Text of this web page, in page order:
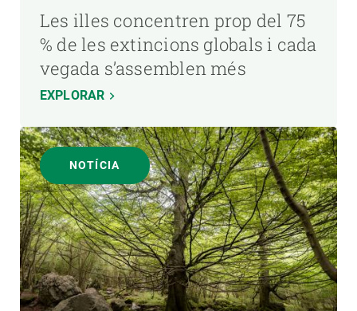
Les illes concentren prop del 75
% de les extincions globals i cada
vegada s’assemblen més
EXPLORAR
NOTÍCIA